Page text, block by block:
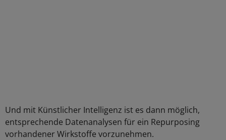
Und mit Künstlicher Intelligenz ist es dann möglich,
entsprechende Datenanalysen für ein Repurposing
vorhandener Wirkstoffe vorzunehmen.